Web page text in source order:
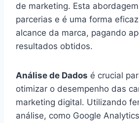
de marketing. Esta
parcerias e é uma forma
alcance da marca, pagando
resultados obtidos.
Análise de Dados é crucial
otimizar o desempenho das
marketing digital. Utilizando
análise, como Google